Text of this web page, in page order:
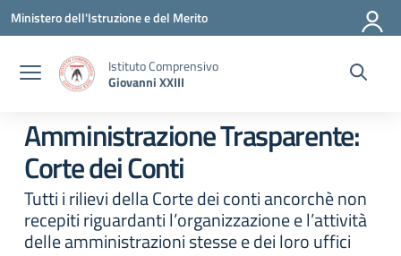
Vai ai contenuti
Vai al menu di navigazione
Vai al footer
Ministero dell'Istruzione e del Merito
Istituto Comprensivo
Giovanni XXIII
Amministrazione Trasparente:
Corte dei Conti
Tutti i rilievi della Corte dei conti ancorchè non
recepiti riguardanti l’organizzazione e l’attività
delle amministrazioni stesse e dei loro uffici